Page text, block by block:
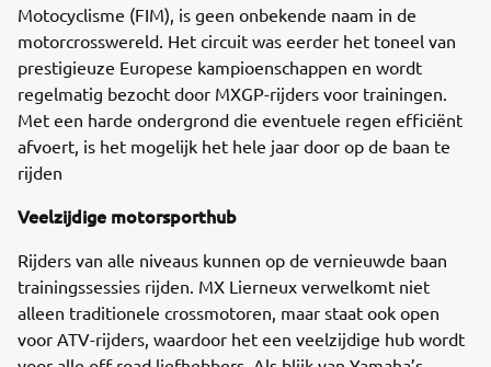
Motocyclisme (FIM), is geen onbekende naam in de
motorcrosswereld. Het circuit was eerder het toneel van
prestigieuze Europese kampioenschappen en wordt
regelmatig bezocht door MXGP-rijders voor trainingen.
Met een harde ondergrond die eventuele regen efficiënt
afvoert, is het mogelijk het hele jaar door op de baan te
rijden
Veelzijdige motorsporthub
Rijders van alle niveaus kunnen op de vernieuwde baan
trainingssessies rijden. MX Lierneux verwelkomt niet
alleen traditionele crossmotoren, maar staat ook open
voor ATV-rijders, waardoor het een veelzijdige hub wordt